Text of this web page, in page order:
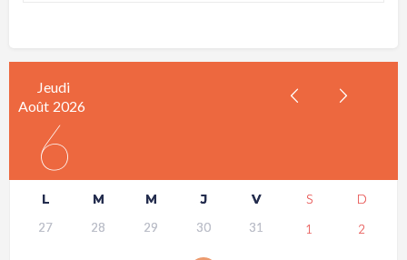
Jeudi
Août 2026
6
L M M J V S D
27 28 29 30 31 1 2